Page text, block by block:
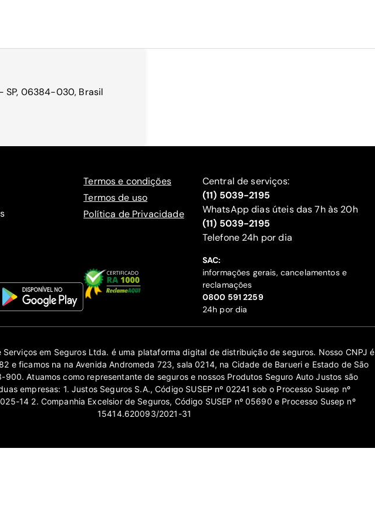
SP, 06384-030, Brasil
Termos e condições
Termos de uso
Política de Privacidade
Central de serviços:
(11) 5039-2195
WhatsApp dias úteis das 7h às 20h
(11) 5039-2195
‍Telefone 24h por dia
SAC:
informações gerais, cancelamentos e
reclamações
‍0800 591 2259
24h por dia
Serviços em Seguros Ltda. é uma plataforma digital de distribuição de seguros. Nosso CNPJ é
e ficamos na na Avenida Andromeda 723, sala 0214, na Cidade de Barueri e Estado de São
900. Atuamos como representante de seguros e nossos Produtos Seguro Auto Justos são
empresas: 1. Justos Seguros S.A., Código SUSEP nº 02241 sob o Processo Susep nº
14 2. Companhia Excelsior de Seguros, Código SUSEP nº 05690 e Processo Susep nº
15414.620093/2021-31